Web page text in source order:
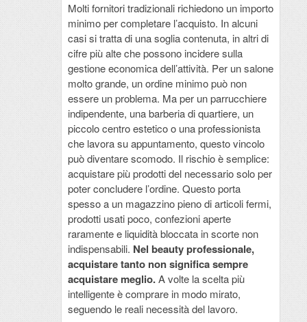
Molti fornitori tradizionali richiedono un importo
minimo per completare l’acquisto. In alcuni
casi si tratta di una soglia contenuta, in altri di
cifre più alte che possono incidere sulla
gestione economica dell’attività. Per un salone
molto grande, un ordine minimo può non
essere un problema. Ma per un parrucchiere
indipendente, una barberia di quartiere, un
piccolo centro estetico o una professionista
che lavora su appuntamento, questo vincolo
può diventare scomodo. Il rischio è semplice:
acquistare più prodotti del necessario solo per
poter concludere l’ordine. Questo porta
spesso a un magazzino pieno di articoli fermi,
prodotti usati poco, confezioni aperte
raramente e liquidità bloccata in scorte non
indispensabili. Nel beauty professionale,
acquistare tanto non significa sempre
acquistare meglio.A volte la scelta più
intelligente è comprare in modo mirato,
seguendo le reali necessità del lavoro.